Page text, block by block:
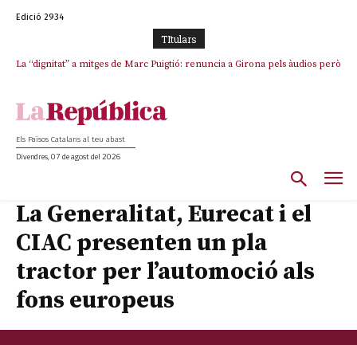
Edició 2934
TItulars
La “dignitat” a mitges de Marc Puigtió: renuncia a Girona pels àudios però
Els Països Catalans al teu abast
Divendres, 07 de agost del 2026
La Generalitat, Eurecat i el
CIAC presenten un pla
tractor per l’automoció als
fons europeus